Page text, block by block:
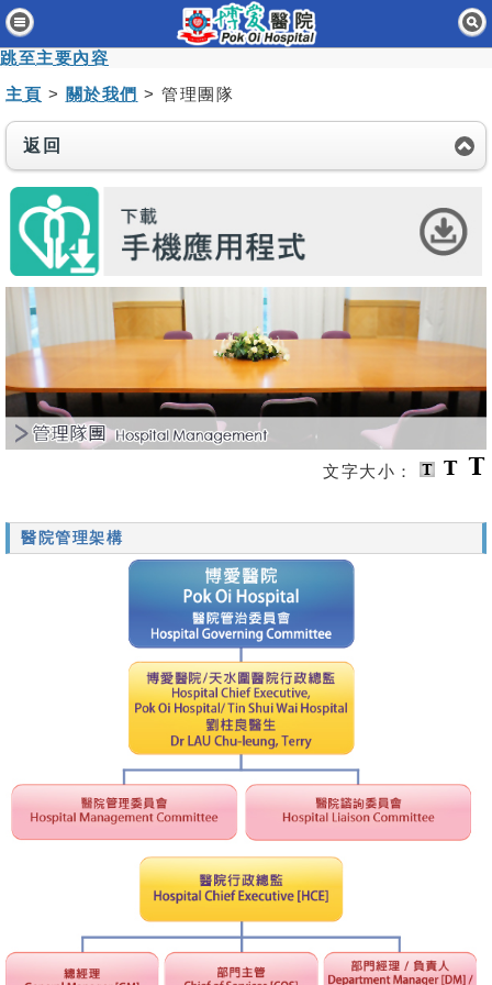
跳至主要內容
主頁
醫療服務
醫護專業人員
消息及活動
關於我們
聯絡我們
免責聲明
無障礙聲明
主頁 > 關於我們 > 管理團隊
返回
文字大小：
醫院管理架構